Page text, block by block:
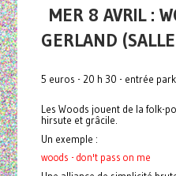
MER 8 AVRIL :
GERLAND
5 euros - 20 h 30 - entrée
Les Woods jouent de la folk-
hirsute et grâcile.
Un exemple :
woods - don't pass on me